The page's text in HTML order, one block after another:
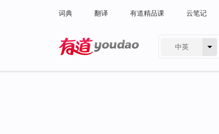
词典 翻译 有道精品课 云笔记
中英